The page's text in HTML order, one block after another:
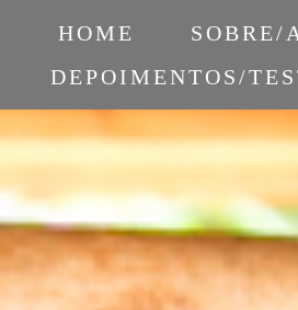
HOME SOBRE/
DEPOIMENTOS/